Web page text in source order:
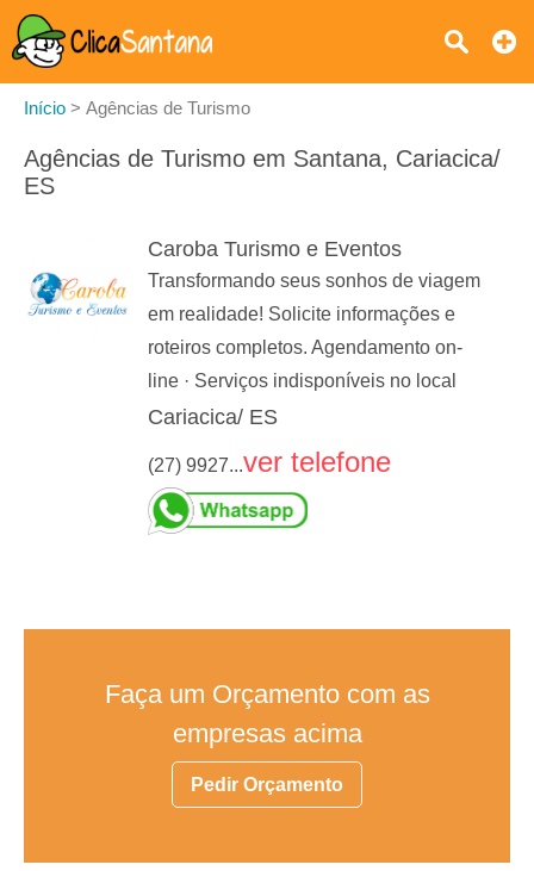
Início > Agências de Turismo
Agências de Turismo em Santana, Cariacica/
ES
Caroba Turismo e Eventos
Transformando seus sonhos de viagem
em realidade! Solicite informações e
roteiros completos. Agendamento on-
line · Serviços indisponíveis no local
Cariacica/ ES
(27) 9927...ver telefone
Faça um Orçamento com as
empresas acima
Pedir Orçamento